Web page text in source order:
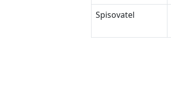
Spisovatel